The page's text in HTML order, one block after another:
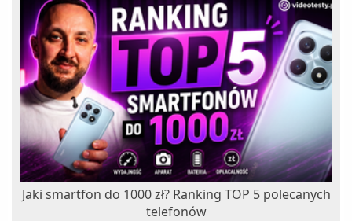
Jaki smartfon do 1000 zł? Ranking TOP 5 polecanych
telefonów